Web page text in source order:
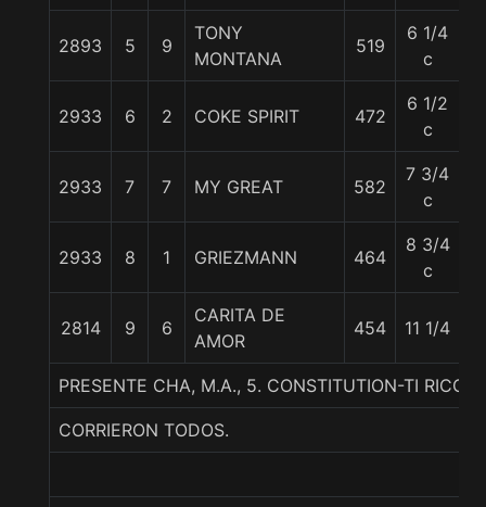
2893 5 9
TONY
MONTANA
519
6 1/4
c
2933 6 2 COKE SPIRIT 472
6 1/2
c
2933 7 7 MY GREAT 582
7 3/4
c
2933 8 1 GRIEZMANN 464
8 3/4
c
2814 9 6
CARITA DE
AMOR
454 11 1/4
PRESENTE CHA, M.A., 5. CONSTITUTION-TI
CORRIERON TODOS.